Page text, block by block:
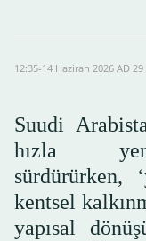
Suudi
hızla
sürdürürken,
kentsel
yapısal